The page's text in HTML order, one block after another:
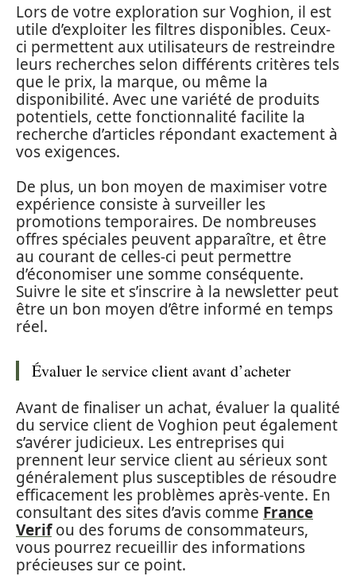
Lors de votre exploration sur Voghion, il est
utile d’exploiter les filtres disponibles. Ceux-
ci permettent aux utilisateurs de restreindre
leurs recherches selon différents critères tels
que le prix, la marque, ou même la
disponibilité. Avec une variété de produits
potentiels, cette fonctionnalité facilite la
recherche d’articles répondant exactement à
vos exigences.
De plus, un bon moyen de maximiser votre
expérience consiste à surveiller les
promotions temporaires. De nombreuses
offres spéciales peuvent apparaître, et être
au courant de celles-ci peut permettre
d’économiser une somme conséquente.
Suivre le site et s’inscrire à la newsletter peut
être un bon moyen d’être informé en temps
réel.
Évaluer le service client avant d’acheter
Avant de finaliser un achat, évaluer la qualité
du service client de Voghion peut également
s’avérer judicieux. Les entreprises qui
prennent leur service client au sérieux sont
généralement plus susceptibles de résoudre
efficacement les problèmes après-vente. En
consultant des sites d’avis comme France
Verifou des forums de consommateurs,
vous pourrez recueillir des informations
précieuses sur ce point.